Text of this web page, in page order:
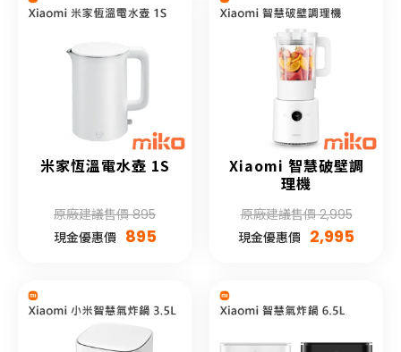
米家恆溫電水壺 1S
原廠建議售價 895
現金優惠價 895
Xiaomi 智慧破壁調
理機
原廠建議售價 2,995
現金優惠價 2,995